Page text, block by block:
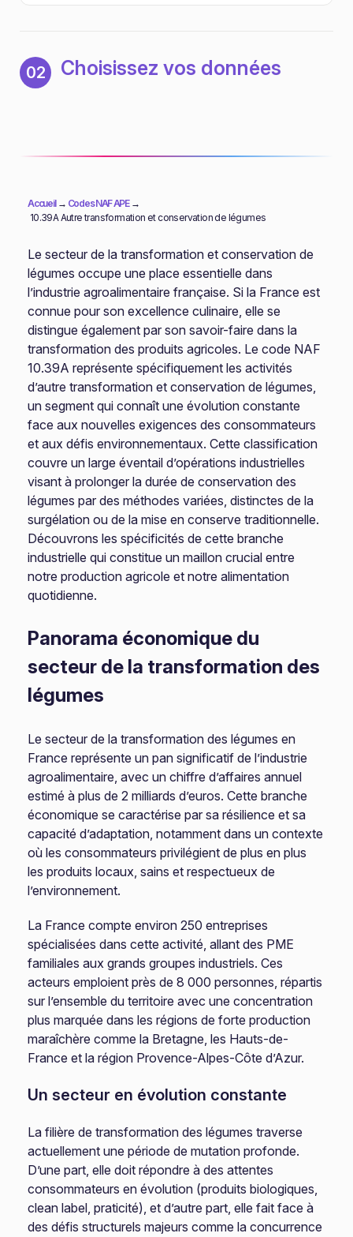
02 Choisissez vos données
Accueil→ Codes NAF APE→
10.39A Autre transformation et conservation de légumes
Le secteur de la transformation et conservation de
légumes occupe une place essentielle dans
l’industrie agroalimentaire française. Si la France est
connue pour son excellence culinaire, elle se
distingue également par son savoir-faire dans la
transformation des produits agricoles. Le code NAF
10.39A représente spécifiquement les activités
d’autre transformation et conservation de légumes,
un segment qui connaît une évolution constante
face aux nouvelles exigences des consommateurs
et aux défis environnementaux. Cette classification
couvre un large éventail d’opérations industrielles
visant à prolonger la durée de conservation des
légumes par des méthodes variées, distinctes de la
surgélation ou de la mise en conserve traditionnelle.
Découvrons les spécificités de cette branche
industrielle qui constitue un maillon crucial entre
notre production agricole et notre alimentation
quotidienne.
Panorama économique du
secteur de la transformation des
légumes
Le secteur de la transformation des légumes en
France représente un pan significatif de l’industrie
agroalimentaire, avec un chiffre d’affaires annuel
estimé à plus de 2 milliards d’euros. Cette branche
économique se caractérise par sa résilience et sa
capacité d’adaptation, notamment dans un contexte
où les consommateurs privilégient de plus en plus
les produits locaux, sains et respectueux de
l’environnement.
La France compte environ 250 entreprises
spécialisées dans cette activité, allant des PME
familiales aux grands groupes industriels. Ces
acteurs emploient près de 8 000 personnes, répartis
sur l’ensemble du territoire avec une concentration
plus marquée dans les régions de forte production
maraîchère comme la Bretagne, les Hauts-de-
France et la région Provence-Alpes-Côte d’Azur.
Un secteur en évolution constante
La filière de transformation des légumes traverse
actuellement une période de mutation profonde.
D’une part, elle doit répondre à des attentes
consommateurs en évolution (produits biologiques,
clean label, praticité), et d’autre part, elle fait face à
des défis structurels majeurs comme la concurrence